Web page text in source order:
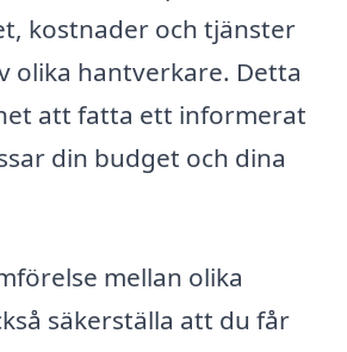
kostnader och tjänster
olika hantverkare. Detta
att fatta ett informerat
din budget och dina
mellan olika
säkerställa att du får